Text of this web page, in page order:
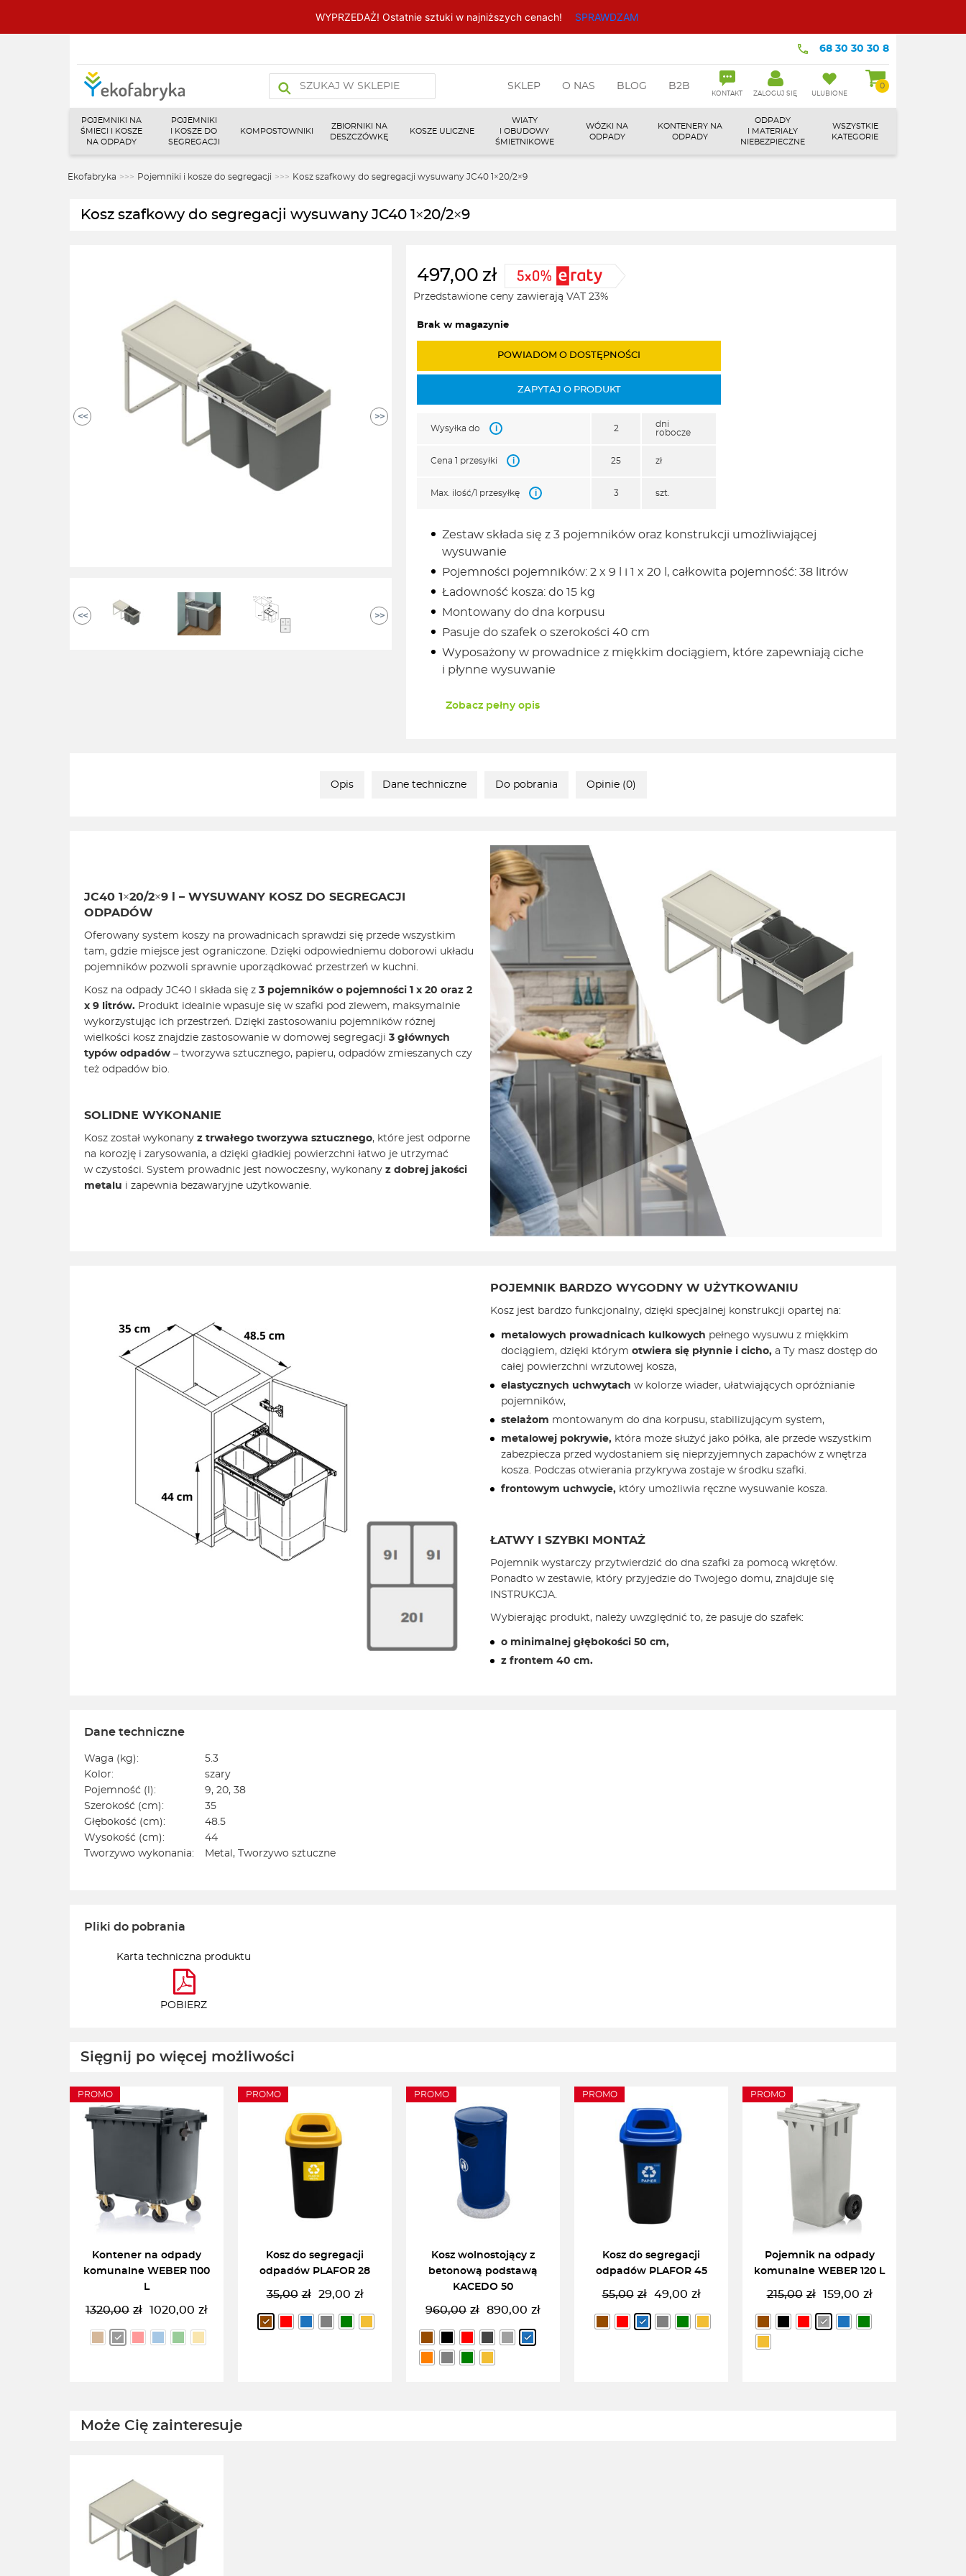
WYPRZEDAŻ! Ostatnie sztuki w najniższych cenach! SPRAWDZAM
68 30 30 30 8
produktów
SKLEP O NAS BLOG B2B
KONTAKT ZALOGUJ SIĘ ULUBIONE
0
POJEMNIKI NA
ŚMIECI I KOSZE
NA ODPADY
POJEMNIKI
I KOSZE DO
SEGREGACJI
KOMPOSTOWNIKI
ZBIORNIKI NA
DESZCZÓWKĘ
KOSZE ULICZNE
WIATY
I OBUDOWY
ŚMIETNIKOWE
WÓZKI NA
ODPADY
KONTENERY NA
ODPADY
ODPADY
I MATERIAŁY
NIEBEZPIECZNE
WSZYSTKIE
KATEGORIE
Ekofabryka >>> Pojemniki i kosze do segregacji >>> Kosz szafkowy do segregacji wysuwany JC40 1×20/2×9
Kosz szafkowy do segregacji wysuwany JC40 1×20/2×9
<< >>
<< >>
497,00 zł
Przedstawione ceny zawierają VAT 23%
Brak w magazynie
POWIADOM O DOSTĘPNOŚCI
ZAPYTAJ O PRODUKT
Wysyłka do i 2
dni
robocze
Cena 1 przesyłki i 25 zł
Max. ilość/1 przesyłkę i 3 szt.
Zestaw składa się z 3 pojemników oraz konstrukcji umożliwiającej
wysuwanie
Pojemności pojemników: 2 x 9 l i 1 x 20 l, całkowita pojemność: 38 litrów
Ładowność kosza: do 15 kg
Montowany do dna korpusu
Pasuje do szafek o szerokości 40 cm
Wyposażony w prowadnice z miękkim dociągiem, które zapewniają ciche
i płynne wysuwanie
Zobacz pełny opis
Opis Dane techniczne Do pobrania Opinie (0)
JC40 1×20/2×9 l – WYSUWANY KOSZ DO SEGREGACJI
ODPADÓW
Oferowany system koszy na prowadnicach sprawdzi się przede wszystkim
tam, gdzie miejsce jest ograniczone. Dzięki odpowiedniemu doborowi układu
pojemników pozwoli sprawnie uporządkować przestrzeń w kuchni.
Kosz na odpady JC40 l składa się z 3 pojemników o pojemności 1 x 20 oraz 2
x 9 litrów. Produkt idealnie wpasuje się w szafki pod zlewem, maksymalnie
wykorzystując ich przestrzeń. Dzięki zastosowaniu pojemników różnej
wielkości kosz znajdzie zastosowanie w domowej segregacji 3 głównych
typów odpadów – tworzywa sztucznego, papieru, odpadów zmieszanych czy
też odpadów bio.
SOLIDNE WYKONANIE
Kosz został wykonany z trwałego tworzywa sztucznego, które jest odporne
na korozję i zarysowania, a dzięki gładkiej powierzchni łatwo je utrzymać
w czystości. System prowadnic jest nowoczesny, wykonany z dobrej jakości
metalu i zapewnia bezawaryjne użytkowanie.
POJEMNIK BARDZO WYGODNY W UŻYTKOWANIU
Kosz jest bardzo funkcjonalny, dzięki specjalnej konstrukcji opartej na:
metalowych prowadnicach kulkowych pełnego wysuwu z miękkim
dociągiem, dzięki którym otwiera się płynnie i cicho, a Ty masz dostęp do
całej powierzchni wrzutowej kosza,
elastycznych uchwytach w kolorze wiader, ułatwiających opróżnianie
pojemników,
stelażom montowanym do dna korpusu, stabilizującym system,
metalowej pokrywie, która może służyć jako półka, ale przede wszystkim
zabezpiecza przed wydostaniem się nieprzyjemnych zapachów z wnętrza
kosza. Podczas otwierania przykrywa zostaje w środku szafki.
frontowym uchwycie, który umożliwia ręczne wysuwanie kosza.
ŁATWY I SZYBKI MONTAŻ
Pojemnik wystarczy przytwierdzić do dna szafki za pomocą wkrętów.
Ponadto w zestawie, który przyjedzie do Twojego domu, znajduje się
INSTRUKCJA.
Wybierając produkt, należy uwzględnić to, że pasuje do szafek:
o minimalnej głębokości 50 cm,
z frontem 40 cm.
Dane techniczne
Waga (kg):
5.3
Kolor:
szary
Pojemność (l):
9, 20, 38
Szerokość (cm):
35
Głębokość (cm):
48.5
Wysokość (cm):
44
Tworzywo wykonania:
Metal, Tworzywo sztuczne
Pliki do pobrania
Karta techniczna produktu
POBIERZ
Sięgnij po więcej możliwości
PROMO
Kontener na odpady
komunalne WEBER 1100
L
1320,00 zł
Pierwotna
cena
wynosiła:
1020,00 zł
Aktualna
cena
wynosi:
PROMO
Kosz do segregacji
odpadów PLAFOR 28
35,00 zł
Pierwotna
cena
wynosiła:
29,00 zł
Aktualna
cena
wynosi:
PROMO
Kosz wolnostojący z
betonową podstawą
KACEDO 50
960,00 zł
Pierwotna
cena
wynosiła:
960,00zł.
890,00 zł
Aktualna
cena
wynosi:
890,00zł.
PROMO
Kosz do segregacji
odpadów PLAFOR 45
55,00 zł
Pierwotna
cena
wynosiła:
49,00 zł
Aktualna
cena
wynosi:
PROMO
Pojemnik na odpady
komunalne WEBER 120 L
215,00 zł
Pierwotna
cena
wynosiła:
159,00 zł
Aktualna
cena
wynosi:
Może Cię zainteresuje